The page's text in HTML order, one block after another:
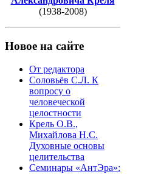
(1938-2008)
Новое на сайте
От редактора
Соловьёв С.Л. К
вопросу о
человеческой
целостности
Крель О.В.,
Михайлова Н.С.
Духовные основы
целительства
Семинары «АнтЭра»: